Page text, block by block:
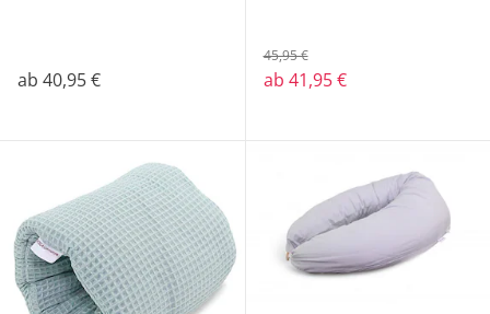
ab 40,95 €
45,95 €
ab 41,95 €